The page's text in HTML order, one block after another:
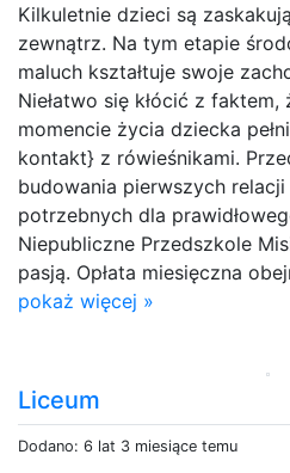
Kilkuletnie dzieci są
zewnątrz. Na tym etapie
maluch kształtuje swoje
Niełatwo się kłócić z
momencie życia dziecka
kontakt} z rówieśnikami.
budowania pierwszych
potrzebnych dla
Niepubliczne Przedszkole
pasją. Opłata miesięczna
pokaż więcej »
Liceum
Dodano: 6 lat 3 miesiące temu